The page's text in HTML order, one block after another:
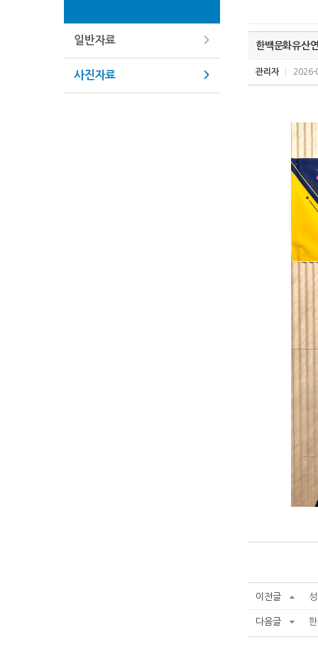
일반자료
사진자료
한백문화유산
관리자 2026-
이전글
다음글